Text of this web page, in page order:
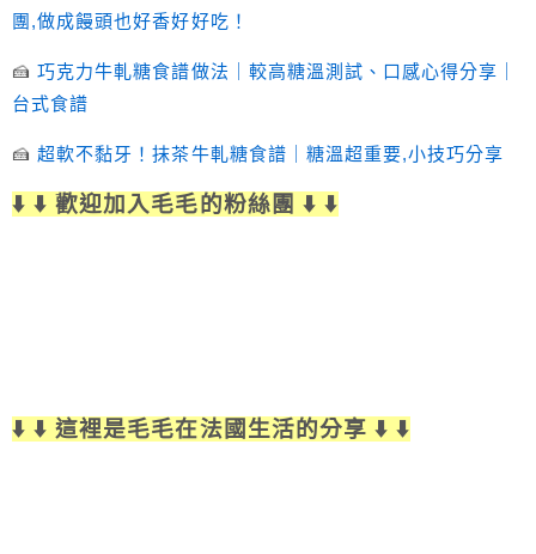
團,做成饅頭也好香好好吃！
🍰巧克力牛軋糖食譜做法｜較高糖溫測試、口感心得分享｜
台式食譜
🍰超軟不黏牙！抹茶牛軋糖食譜｜糖溫超重要,小技巧分享
⬇️ ⬇️ 歡迎加入毛毛的粉絲團 ⬇️ ⬇️
⬇️ ⬇️ 這裡是毛毛在法國生活的分享 ⬇️ ⬇️